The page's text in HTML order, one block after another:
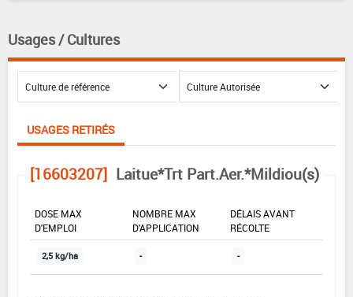
Usages / Cultures
USAGES RETIRÉS
[16603207] Laitue*Trt Part.Aer.*Mildiou(s)
DOSE MAX
D'EMPLOI
NOMBRE MAX
D'APPLICATION
DÉLAIS AVANT
RÉCOLTE
2,5 kg/ha - -